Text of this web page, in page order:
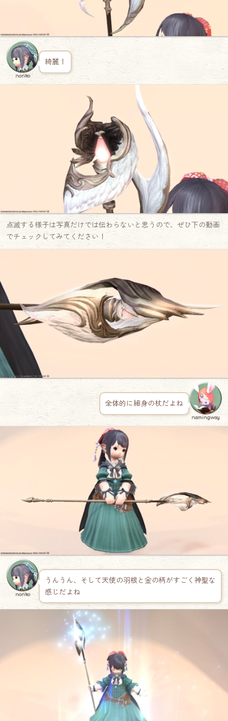
noriko
綺麗！
点滅する様子は写真だけでは伝わらないと思うので、ぜひ下の動画
でチェックしてみてください！
全体的に細身の杖だよね
namingway
noriko
うんうん、そして天使の羽根と金の柄がすごく神聖な
感じだよね